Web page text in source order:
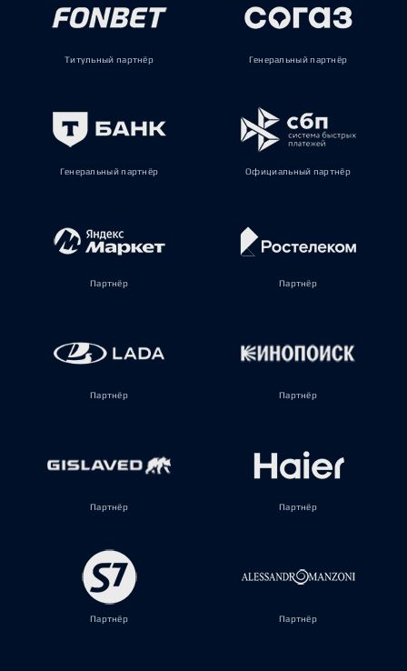
Титульный партнёр Генеральный партнёр
Генеральный партнёр Официальный партнёр
Партнёр Партнёр
Партнёр Партнёр
Партнёр Партнёр
Партнёр Партнёр